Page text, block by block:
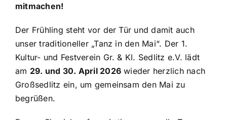
mitmachen!
Der Frühling steht vor der Tür und damit auch
unser traditioneller „Tanz in den Mai“. Der 1.
Kultur- und Festverein Gr. & Kl. Sedlitz e.V. lädt
am 29. und 30. April 2026 wieder herzlich nach
Großsedlitz ein, um gemeinsam den Mai zu
begrüßen.